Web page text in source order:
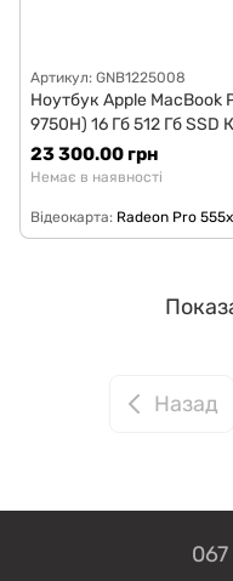
Артикул: GNB1225008
Ноутбук Apple MacBook
9750H) 16 Гб 512 Гб
23 300.00 грн
Немає в наявності
Відеокарта Radeon Pro 555x
Назад